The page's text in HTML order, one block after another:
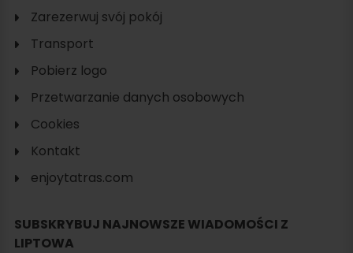
Szukaj
noclegu
Zarezerwuj svój pokój
Transport
Pobierz logo
Przetwarzanie danych osobowych
Cookies
Kontakt
enjoytatras.com
SUBSKRYBUJ NAJNOWSZE WIADOMOŚCI Z
LIPTOWA